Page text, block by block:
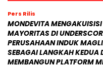
Pers Rilis
MONDEVITA
MAYORITAS DI
PERUSAHAAN INDUK
SEBAGAI LANGKAH KEDUA
MEMBANGUN PLATFORM